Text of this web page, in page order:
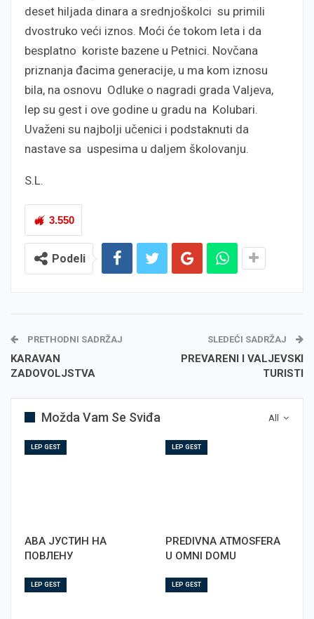
deset hiljada dinara a srednjoškolci su primili
dvostruko veći iznos. Moći će tokom leta i da
besplatno koriste bazene u Petnici. Novčana
priznanja đacima generacije, u ma kom iznosu
bila, na osnovu Odluke o nagradi grada Valjeva,
lep su gest i ove godine u gradu na Kolubari.
Uvaženi su najbolji učenici i podstaknuti da
nastave sa uspesima u daljem školovanju.
S.L.
3.550
Podeli
PRETHODNI SADRŽAJ
KARAVAN
ZADOVOLJSTVA
SLEDEĆI SADRŽAJ
PREVARENI I VALJEVSKI
TURISTI
All
Možda Vam Se Sviđa
LEP GEST
АВА ЈУСТИН НА
ПОВЛЕНУ
LEP GEST
PREDIVNA ATMOSFERA
U OMNI DOMU
LEP GEST LEP GEST